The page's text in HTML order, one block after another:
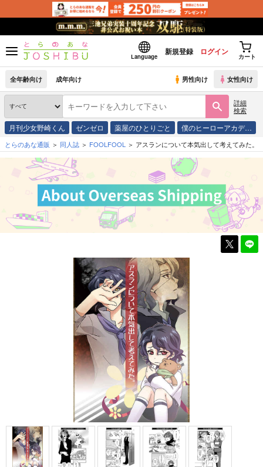
Language
新規登録 ログイン
カート
全年齢向け 成年向け 男性向け 女性向け
詳細
検索
月刊少女野崎くん ゼンゼロ 薬屋のひとりごと 僕のヒーローアカデ…
とらのあな通販 同人誌 FOOLFOOL アスランについて本気出して考えてみた。